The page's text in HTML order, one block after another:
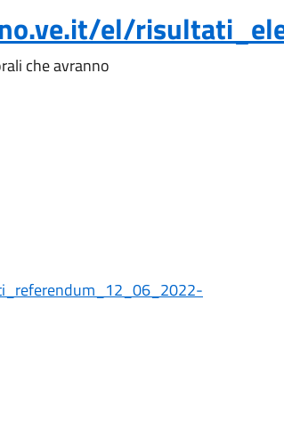
el/
che avranno